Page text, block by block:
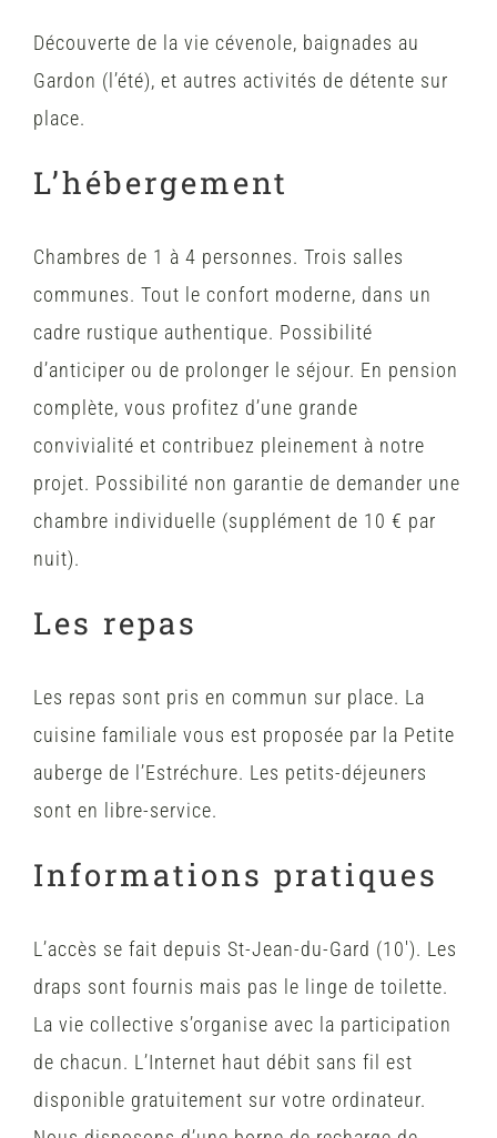
Découverte de la vie cévenole, baignades au
Gardon (l’été), et autres activités de détente sur
place.
L’hébergement
Chambres de 1 à 4 personnes. Trois salles
communes. Tout le confort moderne, dans un
cadre rustique authentique. Possibilité
d’anticiper ou de prolonger le séjour. En pension
complète, vous profitez d’une grande
convivialité et contribuez pleinement à notre
projet. Possibilité non garantie de demander une
chambre individuelle (supplément de 10 € par
nuit).
Les repas
Les repas sont pris en commun sur place. La
cuisine familiale vous est proposée par la Petite
auberge de l’Estréchure. Les petits-déjeuners
sont en libre-service.
Informations pratiques
L’accès se fait depuis St-Jean-du-Gard (10′). Les
draps sont fournis mais pas le linge de toilette.
La vie collective s’organise avec la participation
de chacun. L’Internet haut débit sans fil est
disponible gratuitement sur votre ordinateur.